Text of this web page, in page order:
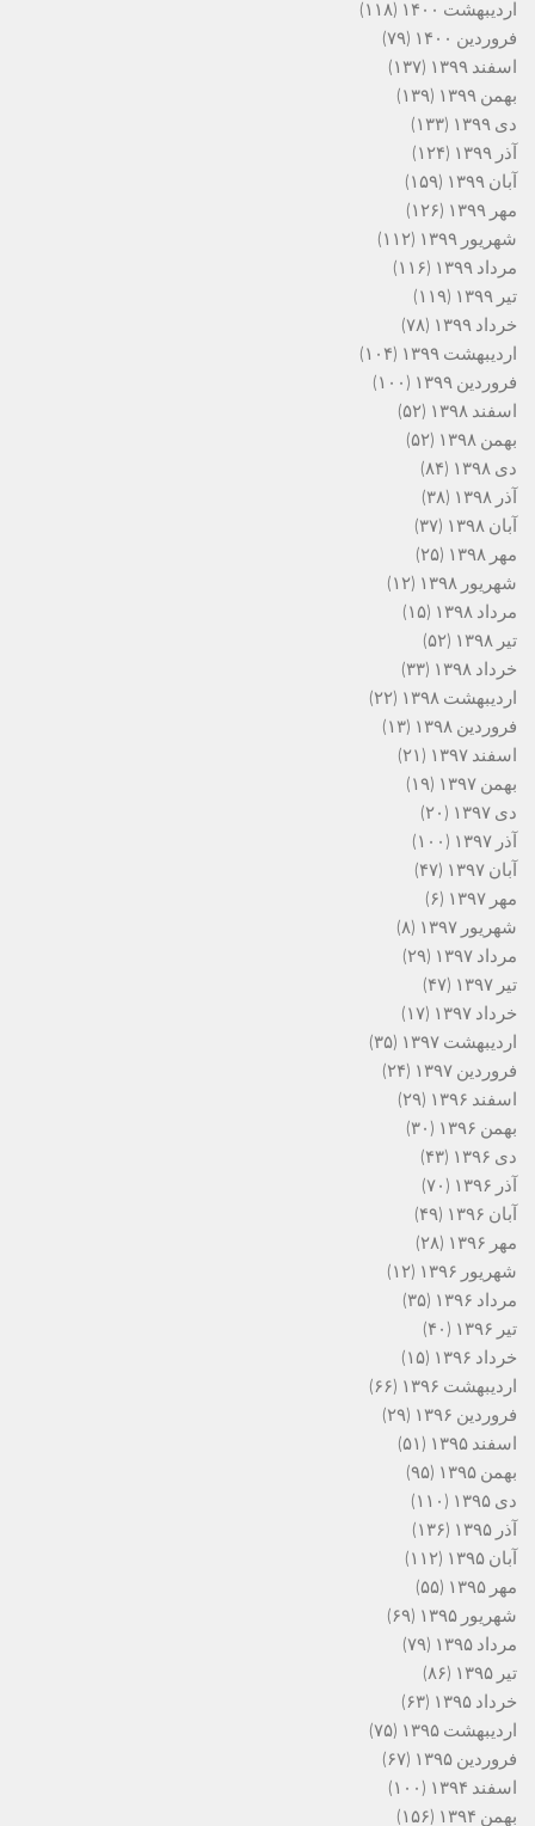
اردیبهشت ۱۴۰۰
(۱۱۸)
فروردین ۱۴۰۰
(۷۹)
اسفند ۱۳۹۹
(۱۳۷)
بهمن ۱۳۹۹
(۱۳۹)
دی ۱۳۹۹
(۱۳۳)
آذر ۱۳۹۹
(۱۲۴)
آبان ۱۳۹۹
(۱۵۹)
مهر ۱۳۹۹
(۱۲۶)
شهریور ۱۳۹۹
(۱۱۲)
مرداد ۱۳۹۹
(۱۱۶)
تیر ۱۳۹۹
(۱۱۹)
خرداد ۱۳۹۹
(۷۸)
اردیبهشت ۱۳۹۹
(۱۰۴)
فروردین ۱۳۹۹
(۱۰۰)
اسفند ۱۳۹۸
(۵۲)
بهمن ۱۳۹۸
(۵۲)
دی ۱۳۹۸
(۸۴)
آذر ۱۳۹۸
(۳۸)
آبان ۱۳۹۸
(۳۷)
مهر ۱۳۹۸
(۲۵)
شهریور ۱۳۹۸
(۱۲)
مرداد ۱۳۹۸
(۱۵)
تیر ۱۳۹۸
(۵۲)
خرداد ۱۳۹۸
(۳۳)
اردیبهشت ۱۳۹۸
(۲۲)
فروردین ۱۳۹۸
(۱۳)
اسفند ۱۳۹۷
(۲۱)
بهمن ۱۳۹۷
(۱۹)
دی ۱۳۹۷
(۲۰)
آذر ۱۳۹۷
(۱۰۰)
آبان ۱۳۹۷
(۴۷)
مهر ۱۳۹۷
(۶)
شهریور ۱۳۹۷
(۸)
مرداد ۱۳۹۷
(۲۹)
تیر ۱۳۹۷
(۴۷)
خرداد ۱۳۹۷
(۱۷)
اردیبهشت ۱۳۹۷
(۳۵)
فروردین ۱۳۹۷
(۲۴)
اسفند ۱۳۹۶
(۲۹)
بهمن ۱۳۹۶
(۳۰)
دی ۱۳۹۶
(۴۳)
آذر ۱۳۹۶
(۷۰)
آبان ۱۳۹۶
(۴۹)
مهر ۱۳۹۶
(۲۸)
شهریور ۱۳۹۶
(۱۲)
مرداد ۱۳۹۶
(۳۵)
تیر ۱۳۹۶
(۴۰)
خرداد ۱۳۹۶
(۱۵)
اردیبهشت ۱۳۹۶
(۶۶)
فروردین ۱۳۹۶
(۲۹)
اسفند ۱۳۹۵
(۵۱)
بهمن ۱۳۹۵
(۹۵)
دی ۱۳۹۵
(۱۱۰)
آذر ۱۳۹۵
(۱۳۶)
آبان ۱۳۹۵
(۱۱۲)
مهر ۱۳۹۵
(۵۵)
شهریور ۱۳۹۵
(۶۹)
مرداد ۱۳۹۵
(۷۹)
تیر ۱۳۹۵
(۸۶)
خرداد ۱۳۹۵
(۶۳)
اردیبهشت ۱۳۹۵
(۷۵)
فروردین ۱۳۹۵
(۶۷)
اسفند ۱۳۹۴
(۱۰۰)
بهمن ۱۳۹۴
(۱۵۶)